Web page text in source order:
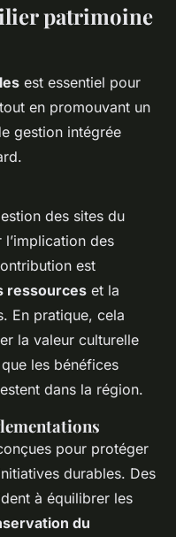
patrimoine
est essentiel pour
en promouvant un
gestion intégrée
des sites du
l’implication des
est
ressources et la
En pratique, cela
la valeur culturelle
les bénéfices
dans la région.
pour protéger
durables. Des
à équilibrer les
du